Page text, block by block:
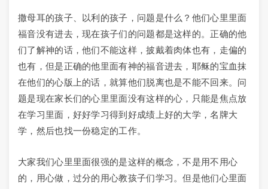
撒母耳的孩子、以利的孩子，问题是什么？他们心里里面
福音没有进去，现在孩子们的问题都是这样的。正确的他
们了解神的话，他们不能这样，披戴着肉体也有，走偏的
也有，但是正确的他里面有神的福音进去，耶稣的宝血抹
在他们的心版上的话，就算他们脱离也是不能不回来。问
题是现在家长们的心里里面没有这样的心，只能是焦点放
在学习里面，好好学习得到好成绩上好的大学，名牌大
学，然后也找一份稳定的工作。
大家我们心里里面很强的是这样的概念，不是用不用心
的，用心做，过分的用心教孩子们学习。但是他们心里面